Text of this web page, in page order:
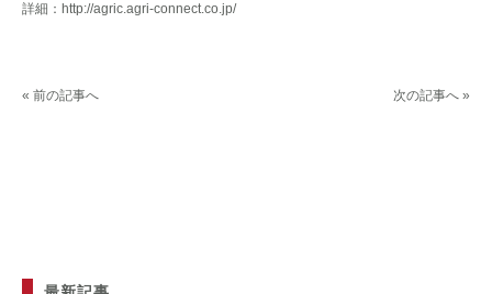
詳細：http://agric.agri-connect.co.jp/
次の記事へ »
« 前の記事へ